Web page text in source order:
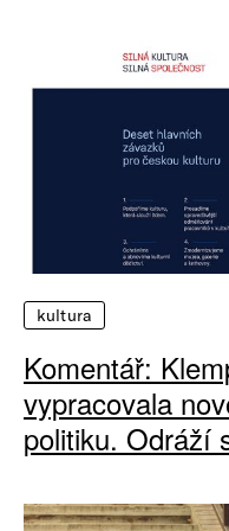
kultura
Komentář:
vypracovala
politiku. Odráží